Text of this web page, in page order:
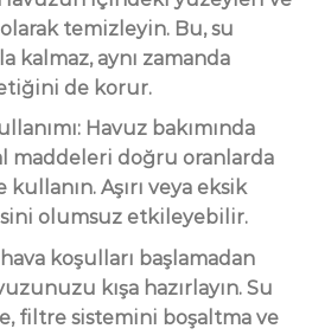
temizleyin. Bu, su
kalmaz, aynı zamanda
de korur.
Havuz bakımında
maddeleri doğru oranlarda
Aşırı veya eksik
olumsuz etkileyebilir.
hava koşulları başlamadan
kışa hazırlayın. Su
filtre sistemini boşaltma ve